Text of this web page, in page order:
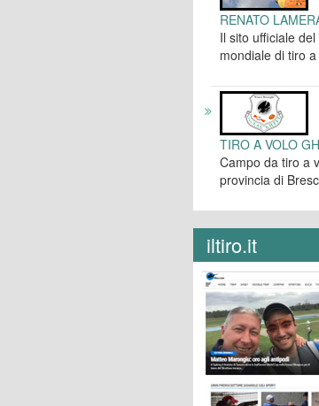
RENATO
Il sito ufficiale
mondiale di tiro
TIRO A VOLO
Campo da tiro a
provincia di
iltiro.it